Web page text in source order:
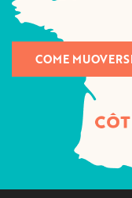
COME